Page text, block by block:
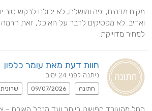
למחיר מדוייקת.
חוות דעת מאת עומר כלפון
ניתנה לפני 24 ימים
חתונה 09/07/2026 שרונית